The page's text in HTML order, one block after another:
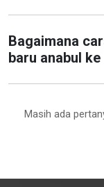
Bagaimana
baru anabul
Masih ada